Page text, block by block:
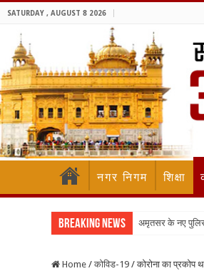
SATURDAY , AUGUST 8 2026
नगर निगम शिक्षा
Breaking News अमृतसर के नए
Home / कोविड-19 / कोरोना का प्रकोप